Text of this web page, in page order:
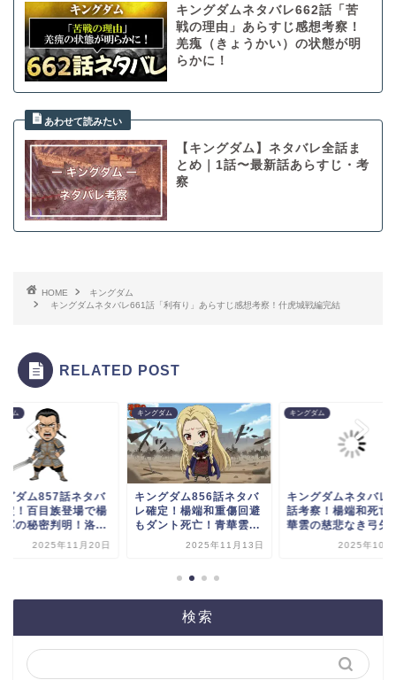
キングダムネタバレ662話「苦
戦の理由」あらすじ感想考察！
羌瘣（きょうかい）の状態が明
らかに！
【キングダム】ネタバレ全話ま
とめ｜1話〜最新話あらすじ・考
察
HOME
キングダム
キングダムネタバレ661話「利有り」あらすじ感想考察！什虎城戦編完結
RELATED POST
ダム
グダム857話ネタバ
定！百目族登場で楊
軍の秘密判明！洛...
2025年11月20日
キングダム
キングダム856話ネタバ
レ確定！楊端和重傷回避
もダント死亡！青華雲...
2025年11月13日
キングダム
キングダムネタバレ
話考察！楊端和死亡
華雲の慈悲なき弓矢
2025年10月
検索